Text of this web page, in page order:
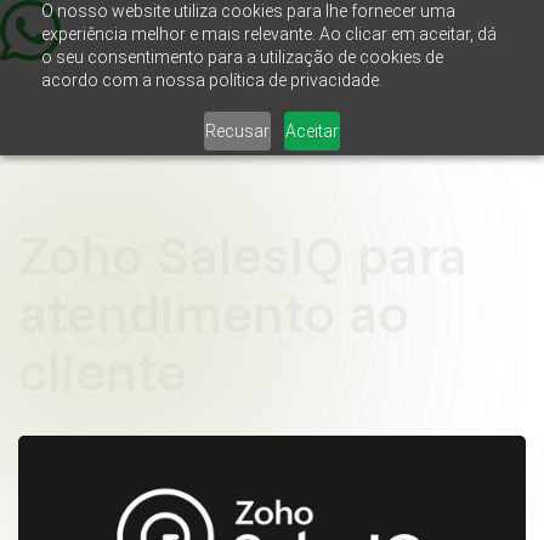
O nosso website utiliza cookies para lhe fornecer uma
experiência melhor e mais relevante. Ao clicar em aceitar, dá
o seu consentimento para a utilização de cookies de
acordo com a nossa política de privacidade.
Recusar Aceitar